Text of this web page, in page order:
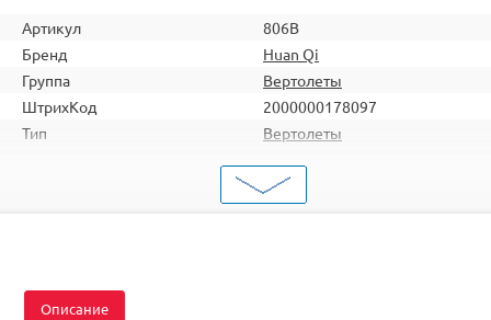
Артикул
806B
Бренд
Huan Qi
Группа
Вертолеты
ШтрихКод
2000000178097
Тип
Вертолеты
Двухроторные
Описание